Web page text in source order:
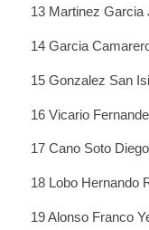
13 Martinez Garcia
14 Garcia
15 Gonzalez San
16 Vicario
17 Cano Soto
18 Lobo Hernando
19 Alonso Franco